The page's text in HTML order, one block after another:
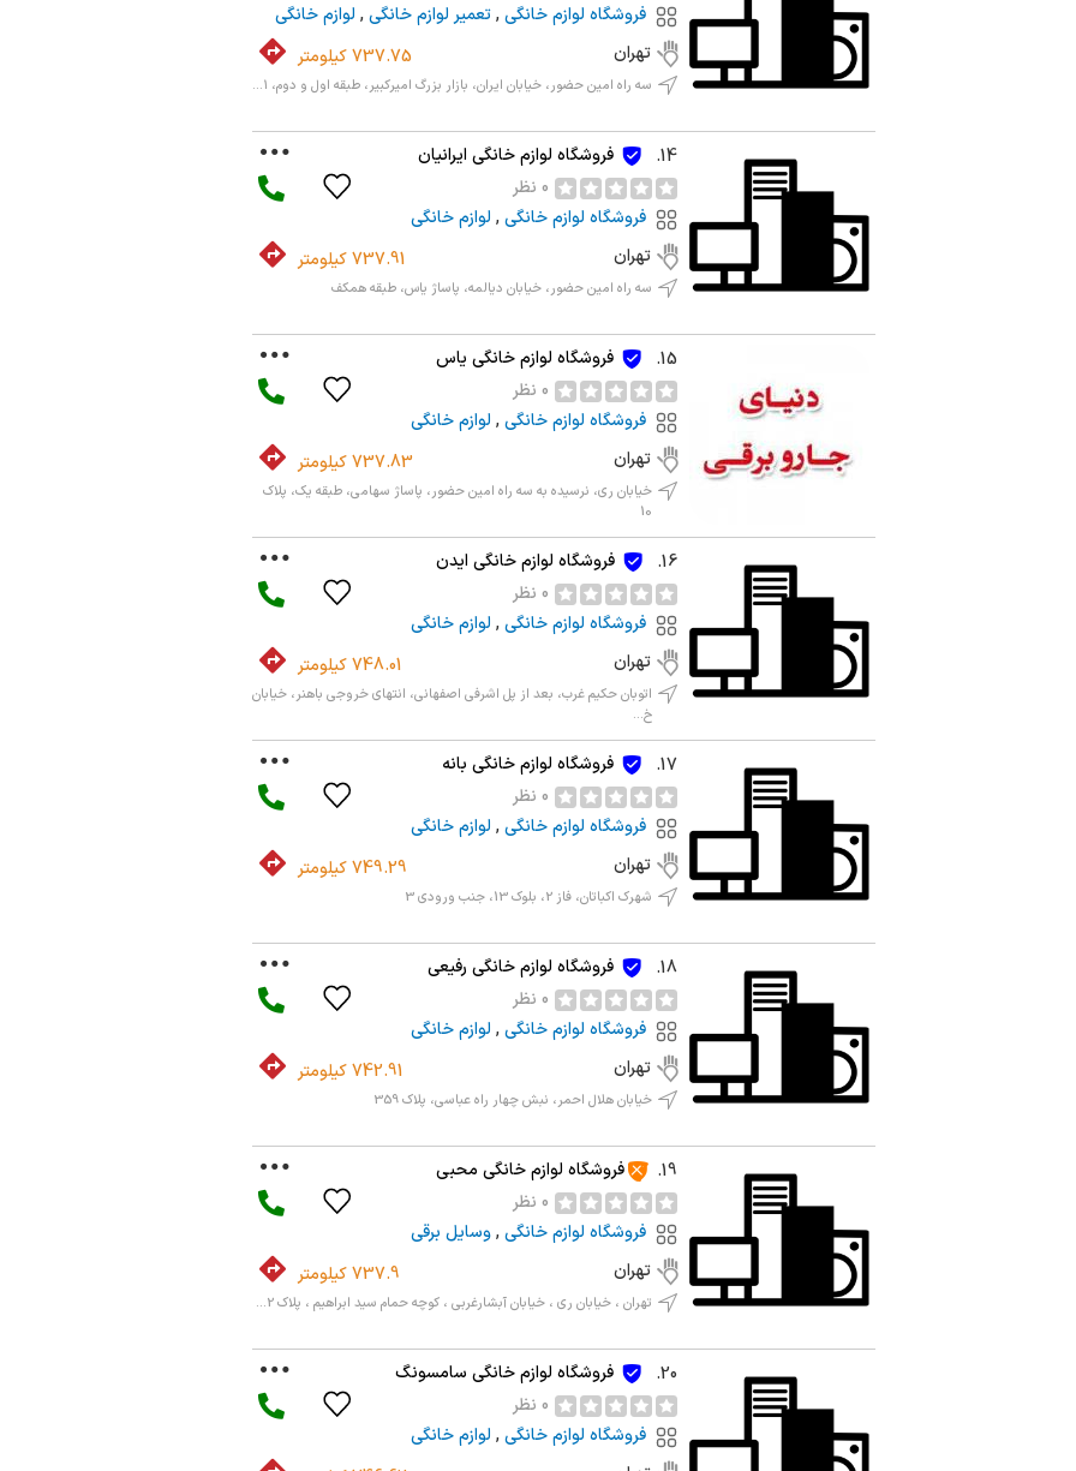
فروشگاه لوازم خانگی,تعمیر لوازم خانگی, لوازم خانگی
تهران
737.75 کیلومتر
سه راه امین حضور، خیابان ایران، بازار بزرگ امیرکبیر، طبقه اول و دوم، ۱...
14.
فروشگاه لوازم خانگی ایرانیان
0 نظر
فروشگاه لوازم خانگی, لوازم خانگی
تهران
737.91 کیلومتر
سه راه امین حضور، خیابان دیالمه، پاساژ یاس، طبقه همکف
15.
فروشگاه لوازم خانگی یاس
0 نظر
فروشگاه لوازم خانگی, لوازم خانگی
تهران
737.83 کیلومتر
خیابان ری، نرسیده به سه راه امین حضور، پاساژ سهامی، طبقه یک، پلاک
10
16.
فروشگاه لوازم خانگی ایدن
0 نظر
فروشگاه لوازم خانگی, لوازم خانگی
تهران
748.01 کیلومتر
اتوبان حکیم غرب، بعد از پل اشرفی اصفهانی، انتهای خروجی باهنر، خیابان
خ...
17.
فروشگاه لوازم خانگی بانه
0 نظر
فروشگاه لوازم خانگی, لوازم خانگی
تهران
749.29 کیلومتر
شهرک اکباتان، فاز 2، بلوک 13، جنب ورودی 3
18.
فروشگاه لوازم خانگی رفیعی
0 نظر
فروشگاه لوازم خانگی, لوازم خانگی
تهران
742.91 کیلومتر
خیابان هلال احمر، نبش چهار راه عباسی، پلاک 359
19.
فروشگاه لوازم خانگی محبی
0 نظر
فروشگاه لوازم خانگی,وسایل برقی
تهران
737.9 کیلومتر
تهران ، خیابان ری ، خیابان آبشارغربی ، کوچه حمام سید ابراهیم ، پلاک 2...
20.
فروشگاه لوازم خانگی سامسونگ
0 نظر
فروشگاه لوازم خانگی, لوازم خانگی